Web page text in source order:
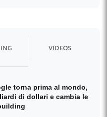
VIDEOS
torna prima al mondo,
di dollari e cambia le